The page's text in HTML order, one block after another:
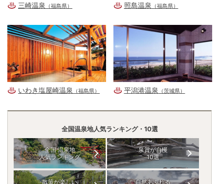
三崎温泉 （福島県） 照島温泉 （福島県）
いわき塩屋崎温泉 （福島県） 平潟港温泉 （茨城県）
全国温泉地人気ランキング・10選
全国 温泉地
人気ランキング
泉質が自慢
10選
散策が楽しい 自然あふれる